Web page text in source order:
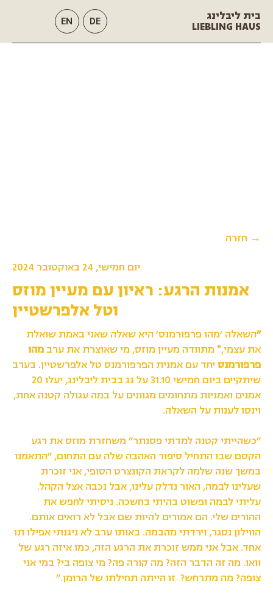
בית ליבלינג
LIEBLING HAUS
EN DE
→ חזרה
אמנות הרגע: ראיון עם מעיין מוזס
וטל אלפרשטיין
״השאלה ׳מהו פרפורמנס׳ היא שאלה שאני באמת שואלת
את עצמי," מתוודה מעיין מוזס, מי שאוצרת את ערב מהו
פרפורמנס יחד עם אמנית הפרפורמנס טל אלפרשטיין. בערב
שיתקיים ביום חמישי 31.10 על גג בבית ליבלינג, יעלו 20
אמנים ואמניות מתחומים מגוונים על במה עגולה קטנה אחת,
וינסו לענות על השאלה.
״כשהייתי קטנה למדתי פסנתר״ משחזרת מוזס את רגע
הקסם שבו התחיל סיפור האהבה שלה עם התחום, ״התאמנו
במשך שנה שלמה לקראת הקונצרט הסופי, אני זוכרת
שעלינו לבמה, האור נדלק עלינו, אבל נכבה אצל הקהל.
עליתי לבמה ופשוט בהיתי בחשכה. ניסיתי לחפש את
ההורים שלי. הם אמורים להיות שם אבל לא רואים אותם.
הווילון נסגר, וירדתי מהבמה. באותו ערב לא ניגנתי אפילו תו
אחד. אבל אני ממש זוכרת את הרגע הזה, כמו איזה רגע של
וואו. מה זה הדבר הזה? מה קורה פה? מי צופה בי? במי אני
צופה? מה מתרחש? זו הייתה תחילתו של הרומן.״
יום חמישי, 24 באוקטובר 2024